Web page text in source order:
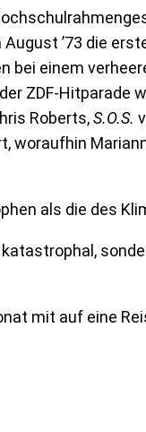
’73 die
einem
ZDF-Hitparade
Roberts,S.O.S.
woraufhin
als die des
mit auf eine